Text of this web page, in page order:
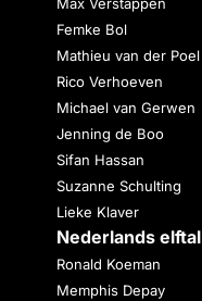
Femke Bol
Mathieu van der Poel
Rico Verhoeven
Michael van Gerwen
Jenning de Boo
Sifan Hassan
Suzanne Schulting
Lieke Klaver
Nederlands elftal
Ronald Koeman
Memphis Depay